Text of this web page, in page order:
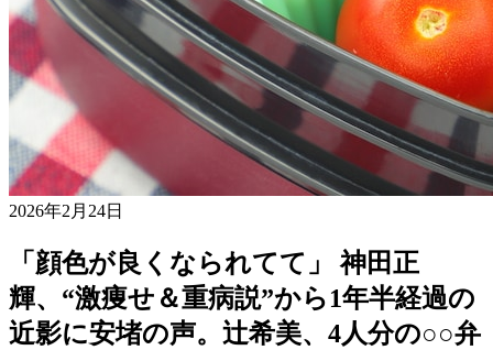
2026年2月24日
「顔色が良くなられてて」 神田正
輝、“激痩せ＆重病説”から1年半経過の
近影に安堵の声。辻希美、4人分の○○弁